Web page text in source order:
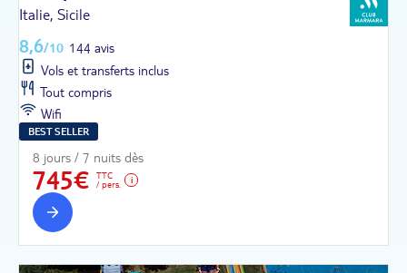
Italie, Sicile
8,6/10 144 avis
Vols et transferts inclus
Tout compris
Wifi
BEST SELLER
8 jours / 7 nuits dès
745€
TTC
/ pers.